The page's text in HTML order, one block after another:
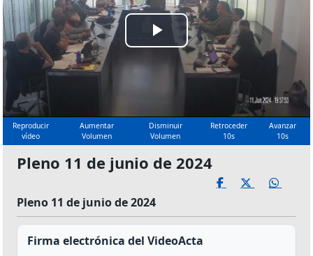
Reproducir
Vídeo
Reproducir
vídeo
Aumentar
Volumen
Disminuir
Volumen
Retroceder
10s
Avanzar
10s
Pleno 11 de junio de 2024
Pleno 11 de junio de 2024
Firma electrónica del VideoActa